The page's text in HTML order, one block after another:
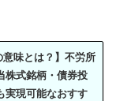
意味とは？】不労所
株式銘柄・債券投
実現可能なおすす